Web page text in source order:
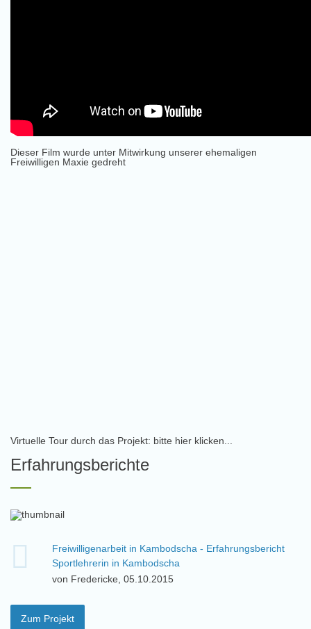
Dieser Film wurde unter Mitwirkung unserer ehemaligen
Freiwilligen Maxie gedreht
Virtuelle Tour durch das Projekt: bitte hier klicken...
Erfahrungsberichte
Freiwilligenarbeit in Kambodscha - Erfahrungsbericht
Sportlehrerin in Kambodscha
von Fredericke, 05.10.2015
Zum Projekt